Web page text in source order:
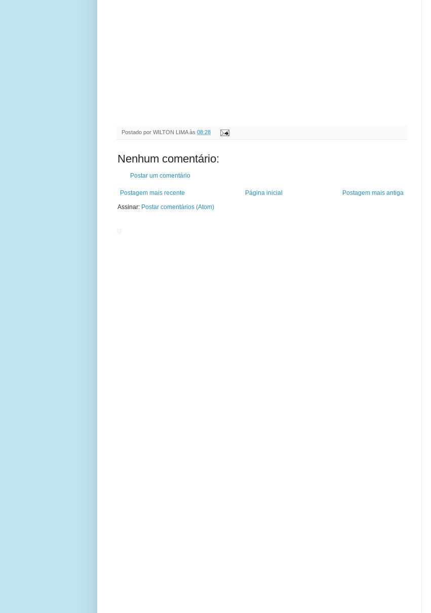
Postado por WILTON LIMA às 08:28
Nenhum comentário:
Postar um comentário
Postagem mais recente Postagem mais antiga
Página inicial
Assinar: Postar comentários (Atom)